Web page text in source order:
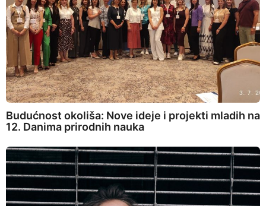
Budućnost okoliša: Nove ideje i projekti mladih na
12. Danima prirodnih nauka